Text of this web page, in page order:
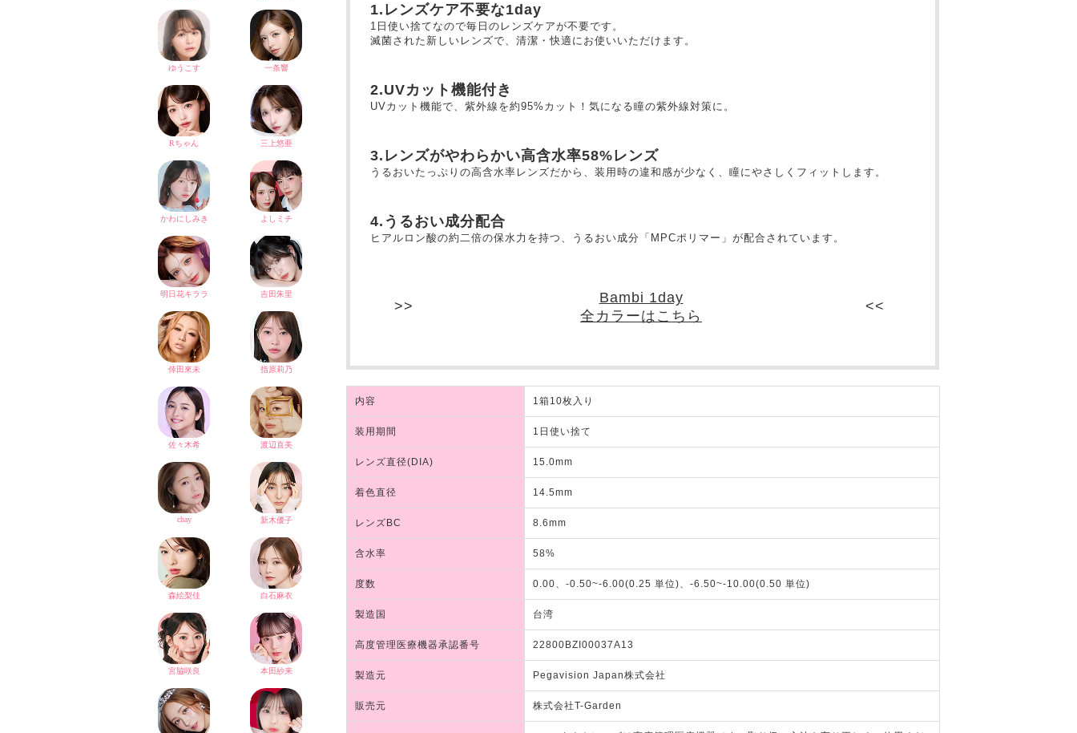
1.レンズケア不要な1day
1日使い捨てなので毎日のレンズケアが不要です。
滅菌された新しいレンズで、清潔・快適にお使いいただけます。
2.UVカット機能付き
UVカット機能で、紫外線を約95%カット！気になる瞳の紫外線対策に。
3.レンズがやわらかい高含水率58%レンズ
うるおいたっぷりの高含水率レンズだから、装用時の違和感が少なく、瞳にやさしくフィットします。
4.うるおい成分配合
ヒアルロン酸の約二倍の保水力を持つ、うるおい成分「MPCポリマー」が配合されています。
Bambi 1day
全カラーはこちら
内容 1箱10枚入り
装用期間 1日使い捨て
レンズ直径(DIA) 15.0mm
着色直径 14.5mm
レンズBC 8.6mm
含水率 58%
度数 0.00、-0.50~-6.00(0.25 単位)、-6.50~-10.00(0.50 単位)
製造国 台湾
高度管理医療機器承認番号 22800BZI00037A13
製造元 Pegavision Japan株式会社
販売元 株式会社T-Garden